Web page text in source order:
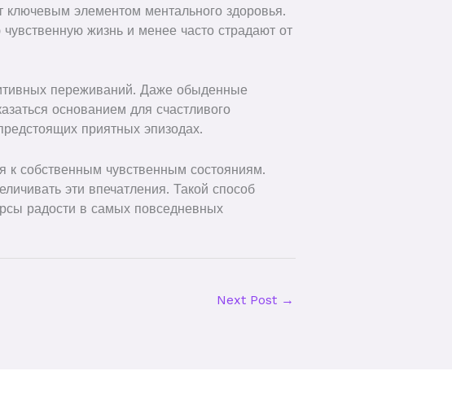
ключевым элементом ментального здоровья.
жизнь и менее часто страдают от
переживаний. Даже обыденные
основанием для счастливого
приятных эпизодах.
к собственным чувственным состояниям.
эти впечатления. Такой способ
радости в самых повседневных
Next Post →